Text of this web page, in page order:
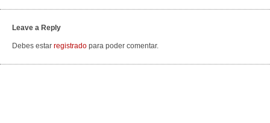
Leave a Reply
Debes estar registrado para poder comentar.